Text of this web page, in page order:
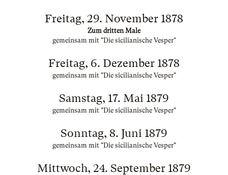
Freitag, 29. November 1878
Zum dritten Male
gemeinsam mit "Die sicilianische Vesper"
Freitag, 6. Dezember 1878
gemeinsam mit "Die sicilianische Vesper"
Samstag, 17. Mai 1879
gemeinsam mit "Die sicilianische Vesper"
Sonntag, 8. Juni 1879
gemeinsam mit "Die sicilianische Vesper"
Mittwoch, 24. September 1879